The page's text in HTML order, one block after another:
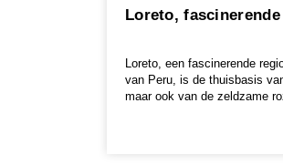
Loreto,
Loreto, een fascinerende
van Peru, is de thuisbasis
maar ook van de zeldzame